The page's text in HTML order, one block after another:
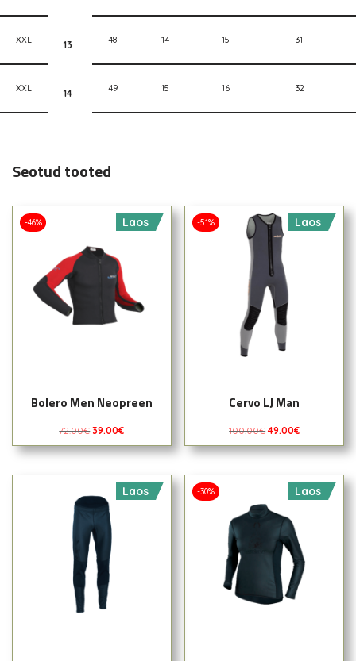
XXL 13 48 14 15 31
XXL 14 49 15 16 32
Seotud tooted
-46% Laos
Bolero Men Neopreen
72.00€ 39.00€
-51% Laos
Cervo LJ Man
100.00€ 49.00€
Laos -30% Laos